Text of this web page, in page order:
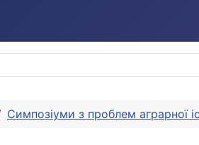
Симпозіуми з проблем аграрної